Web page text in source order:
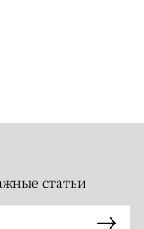
статьи